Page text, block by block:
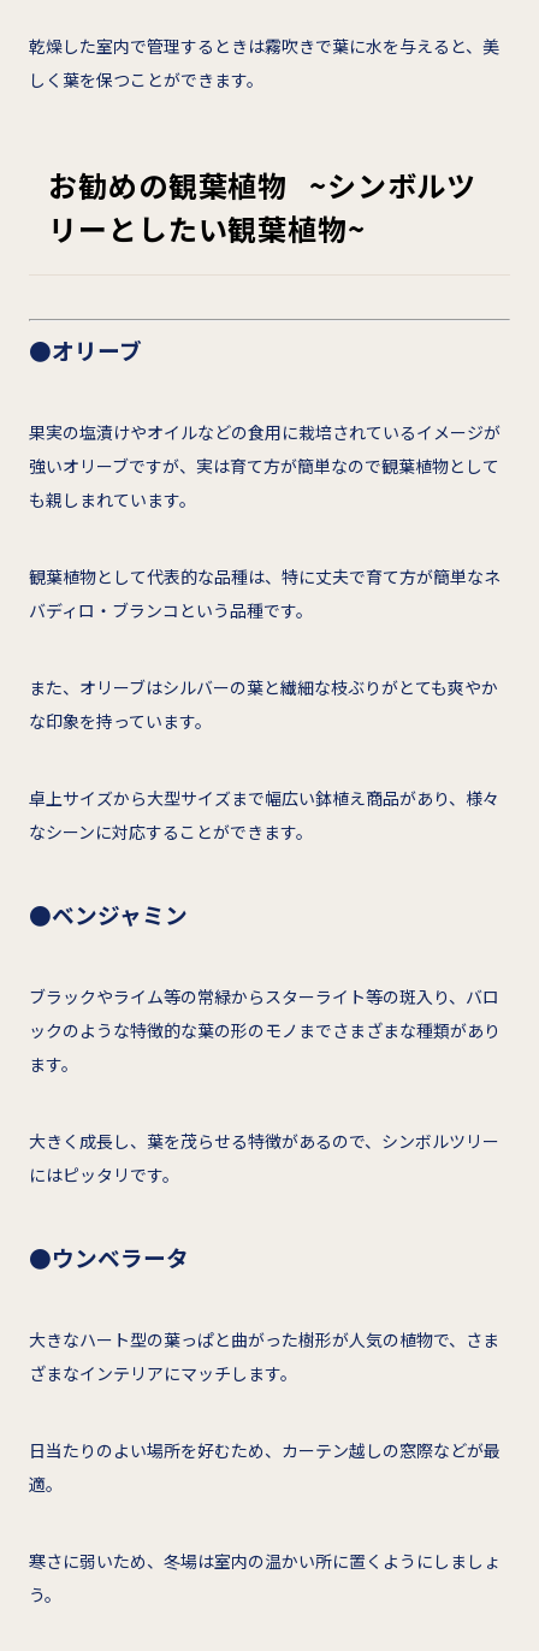
乾燥した室内で管理するときは霧吹きで葉に水を与えると、美
しく葉を保つことができます。
お勧めの観葉植物 ~シンボルツ
リーとしたい観葉植物~
●オリーブ
果実の塩漬けやオイルなどの食用に栽培されているイメージが
強いオリーブですが、実は育て方が簡単なので観葉植物として
も親しまれています。
観葉植物として代表的な品種は、特に丈夫で育て方が簡単なネ
バディロ・ブランコという品種です。
また、オリーブはシルバーの葉と繊細な枝ぶりがとても爽やか
な印象を持っています。
卓上サイズから大型サイズまで幅広い鉢植え商品があり、様々
なシーンに対応することができます。
●ベンジャミン
ブラックやライム等の常緑からスターライト等の斑入り、バロ
ックのような特徴的な葉の形のモノまでさまざまな種類があり
ます。
大きく成長し、葉を茂らせる特徴があるので、シンボルツリー
にはピッタリです。
●ウンベラータ
大きなハート型の葉っぱと曲がった樹形が人気の植物で、さま
ざまなインテリアにマッチします。
日当たりのよい場所を好むため、カーテン越しの窓際などが最
適。
寒さに弱いため、冬場は室内の温かい所に置くようにしましょ
う。